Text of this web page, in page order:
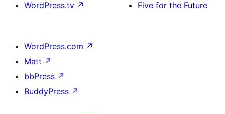
WordPress.tv ↗
Five for the Future
WordPress.com ↗
Matt ↗
bbPress ↗
BuddyPress ↗